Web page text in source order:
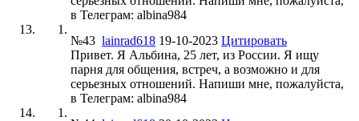
в Телеграм: albina984
№43 lainrad618 19-10-2023 Цитировать
Привет. Я Альбина, 25 лет, из России. Я ищу
парня для общения, встреч, а возможно и для
серьезных отношений. Напиши мне, пожалуйста,
в Телеграм: albina984